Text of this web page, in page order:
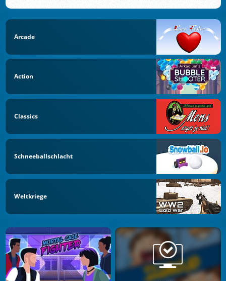
Arcade
Action
Classics
Schneeballschlacht
Weltkriege